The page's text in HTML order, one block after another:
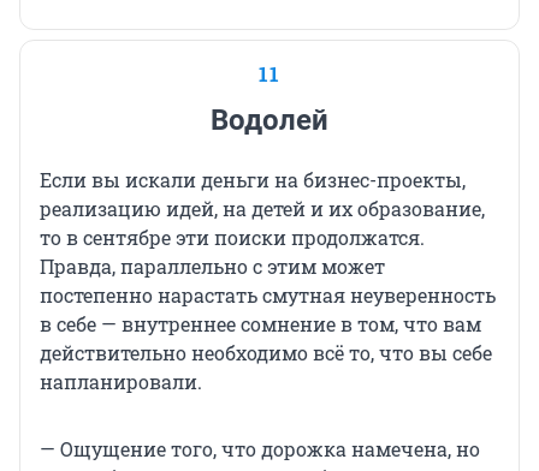
11
Водолей
Если вы искали деньги на бизнес-проекты,
реализацию идей, на детей и их образование,
то в сентябре эти поиски продолжатся.
Правда, параллельно с этим может
постепенно нарастать смутная неуверенность
в себе — внутреннее сомнение в том, что вам
действительно необходимо всё то, что вы себе
напланировали.
— Ощущение того, что дорожка намечена, но